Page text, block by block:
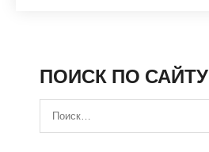
ПОИСК ПО САЙТУ